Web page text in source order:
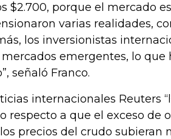
$2.700, porque el mercado
varias realidades,
los inversionistas
emergentes, lo que
señaló Franco.
internacionales Reuters
a que el exceso de
precios del crudo subieran